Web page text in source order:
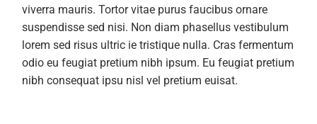
viverra mauris. Tortor vitae purus faucibus ornare
suspendisse sed nisi. Non diam phasellus vestibulum
lorem sed risus ultric ie tristique nulla. Cras fermentum
odio eu feugiat pretium nibh ipsum. Eu feugiat pretium
nibh consequat ipsu nisl vel pretium euisat.